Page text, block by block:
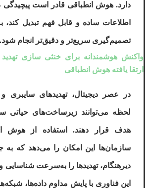
دارد. هوش انطباقی قادر است پیچیدگی
اطلاعات ساده و قابل فهم تبدیل
تصمیم‌گیری سریع‌تر و دقیق‌تر انجام شود.
واکنش هوشمندانه برای خنثی سازی
ارتقا یافته هوش انطباقی
در عصر دیجیتال، تهدیدهای سایبری و
لحظه می‌توانند زیرساخت‌های حیاتی
هدف قرار دهند. استفاده از هوش
سازمان‌ها این امکان را می‌دهد که به
دیرهنگام، تهدیدها را به‌سرعت شناسایی
این فناوری با پایش مداوم داده‌ها،